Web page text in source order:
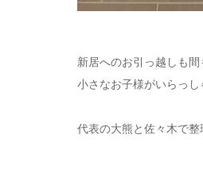
新居へのお引っ越しも間
小さなお子様がいらっ
代表の大熊と佐々木で